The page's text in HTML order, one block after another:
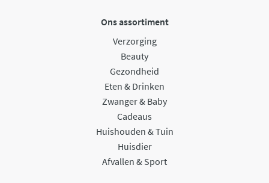
Ons assortiment
Verzorging
Beauty
Gezondheid
Eten & Drinken
Zwanger & Baby
Cadeaus
Huishouden & Tuin
Huisdier
Afvallen & Sport